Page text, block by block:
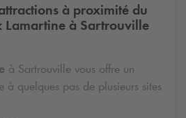
à proximité du
Lamartine à Sartrouville
à Sartrouville vous offre un
à quelques pas de plusieurs sites